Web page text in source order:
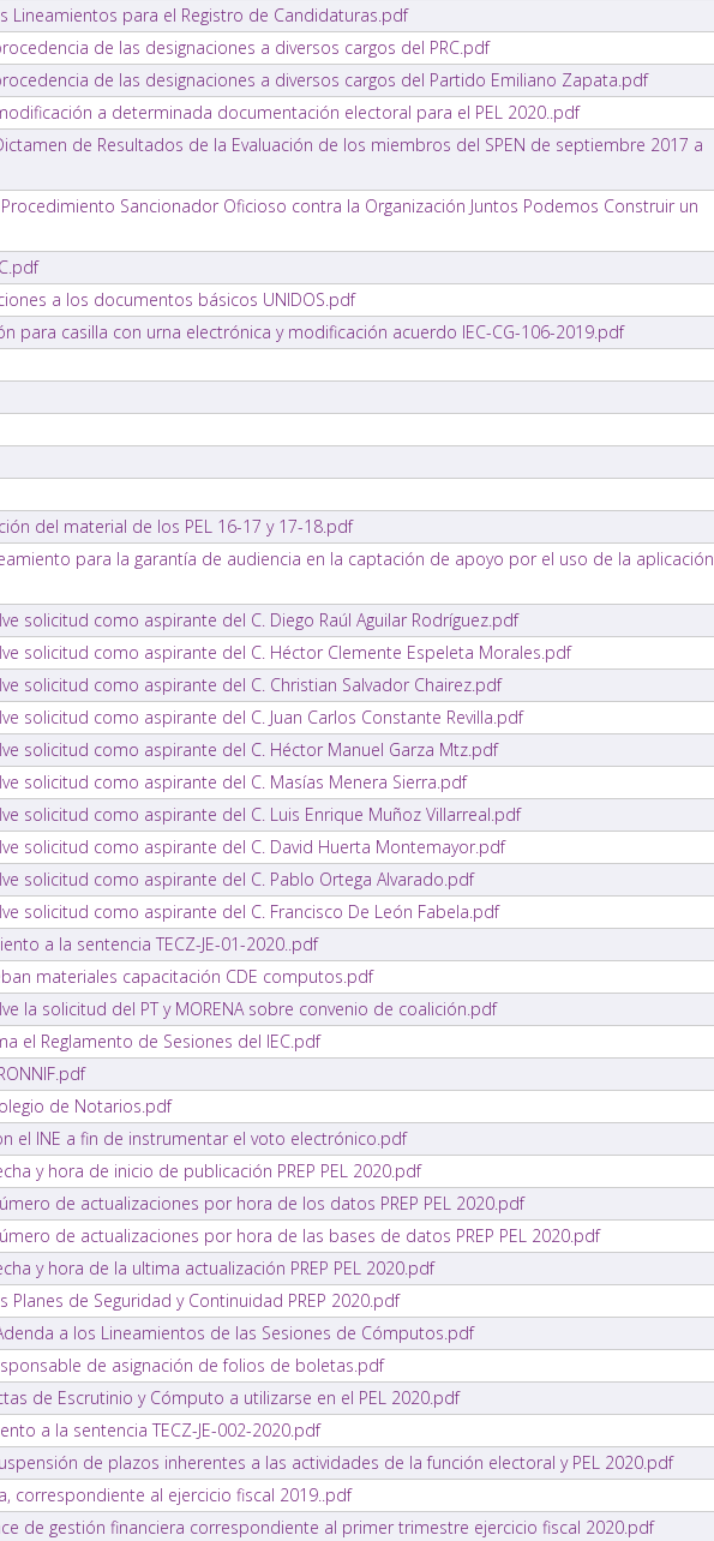
Lineamientos para el Registro de Candidaturas.pdf
de las designaciones a diversos cargos del PRC.pdf
de las designaciones a diversos cargos del Partido Emiliano Zapata.pdf
a determinada documentación electoral para el PEL 2020..pdf
de Resultados de la Evaluación de los miembros del SPEN de septiembre 2017 a
Sancionador Oficioso contra la Organización Juntos Podemos Construir un
a los documentos básicos UNIDOS.pdf
para casilla con urna electrónica y modificación acuerdo IEC-CG-106-2019.pdf
del material de los PEL 16-17 y 17-18.pdf
para la garantía de audiencia en la captación de apoyo por el uso de la aplicación
solicitud como aspirante del C. Diego Raúl Aguilar Rodríguez.pdf
solicitud como aspirante del C. Héctor Clemente Espeleta Morales.pdf
solicitud como aspirante del C. Christian Salvador Chairez.pdf
solicitud como aspirante del C. Juan Carlos Constante Revilla.pdf
solicitud como aspirante del C. Héctor Manuel Garza Mtz.pdf
solicitud como aspirante del C. Masías Menera Sierra.pdf
solicitud como aspirante del C. Luis Enrique Muñoz Villarreal.pdf
solicitud como aspirante del C. David Huerta Montemayor.pdf
solicitud como aspirante del C. Pablo Ortega Alvarado.pdf
solicitud como aspirante del C. Francisco De León Fabela.pdf
a la sentencia TECZ-JE-01-2020..pdf
materiales capacitación CDE computos.pdf
la solicitud del PT y MORENA sobre convenio de coalición.pdf
el Reglamento de Sesiones del IEC.pdf
de Notarios.pdf
el INE a fin de instrumentar el voto electrónico.pdf
y hora de inicio de publicación PREP PEL 2020.pdf
de actualizaciones por hora de los datos PREP PEL 2020.pdf
de actualizaciones por hora de las bases de datos PREP PEL 2020.pdf
y hora de la ultima actualización PREP PEL 2020.pdf
de Seguridad y Continuidad PREP 2020.pdf
a los Lineamientos de las Sesiones de Cómputos.pdf
de asignación de folios de boletas.pdf
de Escrutinio y Cómputo a utilizarse en el PEL 2020.pdf
a la sentencia TECZ-JE-002-2020.pdf
de plazos inherentes a las actividades de la función electoral y PEL 2020.pdf
correspondiente al ejercicio fiscal 2019..pdf
de gestión financiera correspondiente al primer trimestre ejercicio fiscal 2020.pdf